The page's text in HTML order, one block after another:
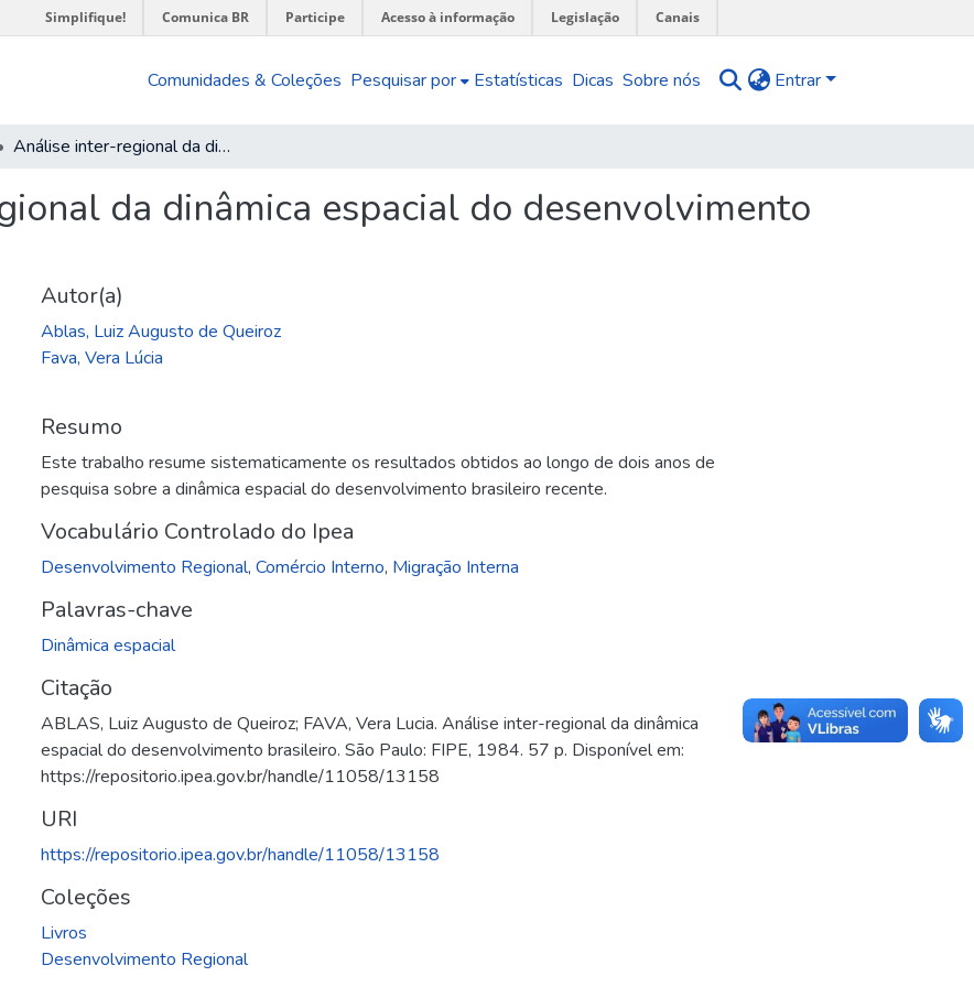
Simplifique! Comunica BR Participe Acesso à informação Legislação Canais
Comunidades & Coleções Pesquisar por Estatísticas Dicas Sobre nós Entrar
Análise inter-regional da dinâmica espacial do desenvolvimento brasileiro
da dinâmica espacial do desenvolvimento
Autor(a)
Ablas, Luiz Augusto de Queiroz
Fava, Vera Lúcia
Resumo
Este trabalho resume sistematicamente os resultados obtidos ao longo de dois anos de
pesquisa sobre a dinâmica espacial do desenvolvimento brasileiro recente.
Vocabulário Controlado do Ipea
Desenvolvimento Regional,Comércio Interno, Migração Interna
Palavras-chave
Dinâmica espacial
Citação
ABLAS, Luiz Augusto de Queiroz; FAVA, Vera Lucia. Análise inter-regional da dinâmica
espacial do desenvolvimento brasileiro. São Paulo: FIPE, 1984. 57 p. Disponível em:
https://repositorio.ipea.gov.br/handle/11058/13158
URI
https://repositorio.ipea.gov.br/handle/11058/13158
Coleções
Livros
Desenvolvimento Regional